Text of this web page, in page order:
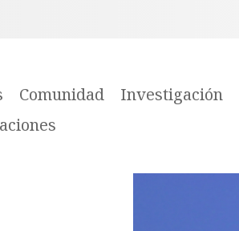
Comunidad Investigación